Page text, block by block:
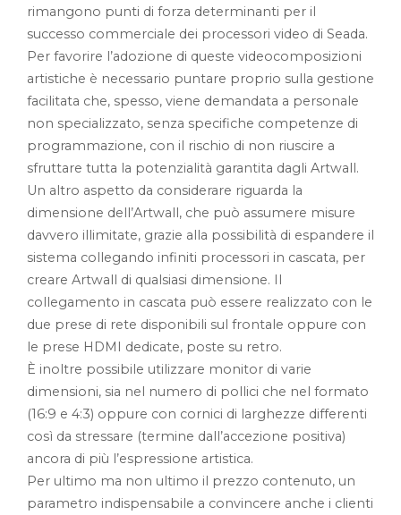
rimangono punti di forza determinanti per il
successo commerciale dei processori video di Seada.
Per favorire l’adozione di queste videocomposizioni
artistiche è necessario puntare proprio sulla gestione
facilitata che, spesso, viene demandata a personale
non specializzato, senza specifiche competenze di
programmazione, con il rischio di non riuscire a
sfruttare tutta la potenzialità garantita dagli Artwall.
Un altro aspetto da considerare riguarda la
dimensione dell’Artwall, che può assumere misure
davvero illimitate, grazie alla possibilità di espandere il
sistema collegando infiniti processori in cascata, per
creare Artwall di qualsiasi dimensione. Il
collegamento in cascata può essere realizzato con le
due prese di rete disponibili sul frontale oppure con
le prese HDMI dedicate, poste su retro.
È inoltre possibile utilizzare monitor di varie
dimensioni, sia nel numero di pollici che nel formato
(16:9 e 4:3) oppure con cornici di larghezze differenti
così da stressare (termine dall’accezione positiva)
ancora di più l’espressione artistica.
Per ultimo ma non ultimo il prezzo contenuto, un
parametro indispensabile a convincere anche i clienti